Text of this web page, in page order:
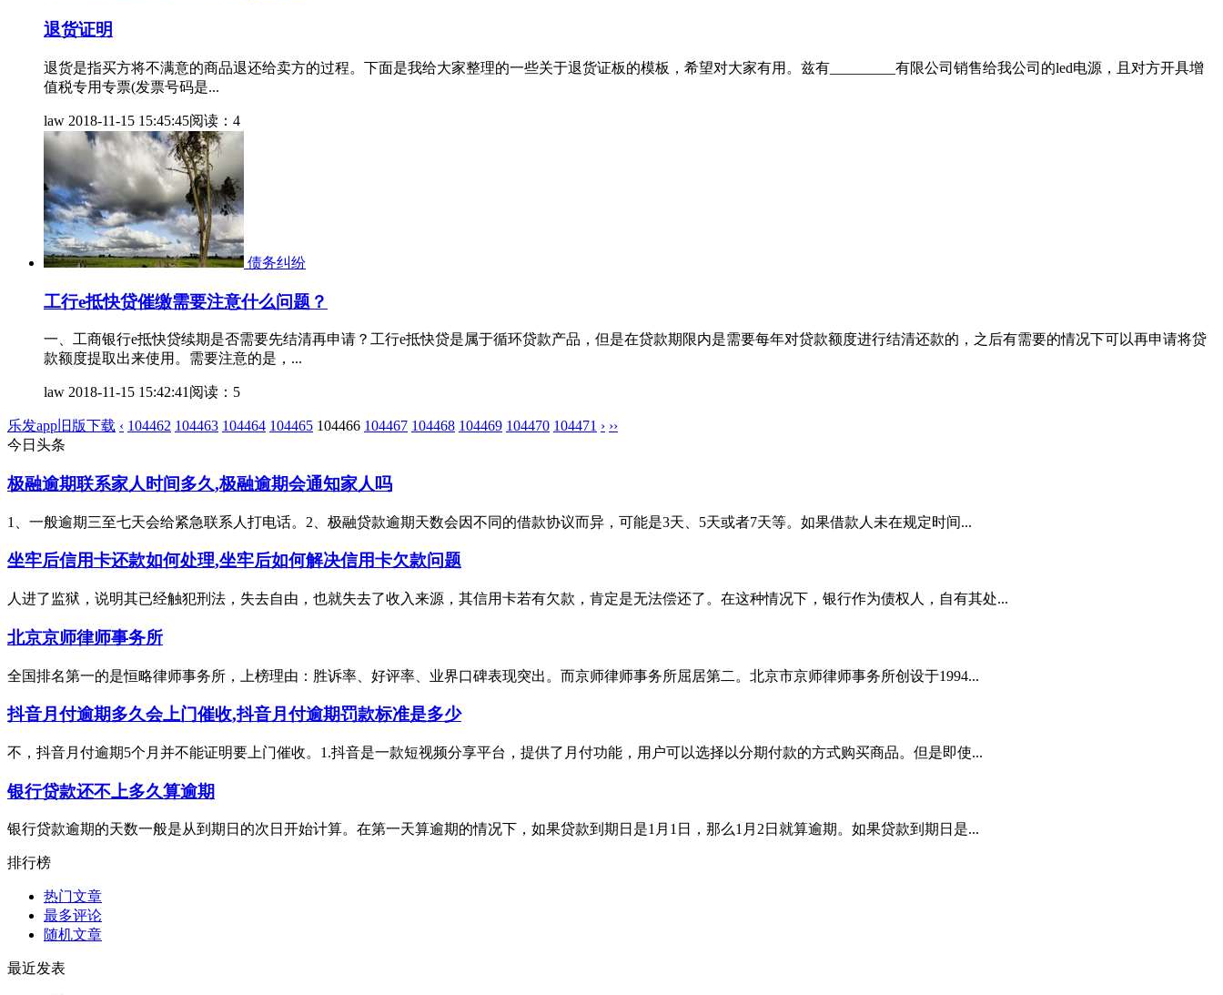
退货证明
退货是指买方将不满意的商品退还给卖方的过程。下面是我给大家整理的一些关于退货证板的模板，希望对大家有用。兹有_________有限公司销售给我公司的led电源，且对方开具增
值税专用专票(发票号码是...
law 2018-11-15 15:45:45阅读：4
债务纠纷
工行e抵快贷催缴需要注意什么问题？
一、工商银行e抵快贷续期是否需要先结清再申请？工行e抵快贷是属于循环贷款产品，但是在贷款期限内是需要每年对贷款额度进行结清还款的，之后有需要的情况下可以再申请将贷
款额度提取出来使用。需要注意的是，...
law 2018-11-15 15:42:41 阅读：5
乐发app旧版下载 ‹ 104462 104463 104464 104465 104466 104467 104468 104469 104470 104471 › ››
今日头条
极融逾期联系家人时间多久,极融逾期会通知家人吗
1、一般逾期三至七天会给紧急联系人打电话。2、极融贷款逾期天数会因不同的借款协议而异，可能是3天、5天或者7天等。如果借款人未在规定时间...
坐牢后信用卡还款如何处理,坐牢后如何解决信用卡欠款问题
人进了监狱，说明其已经触犯刑法，失去自由，也就失去了收入来源，其信用卡若有欠款，肯定是无法偿还了。在这种情况下，银行作为债权人，自有其处...
北京京师律师事务所
全国排名第一的是恒略律师事务所，上榜理由：胜诉率、好评率、业界口碑表现突出。而京师律师事务所屈居第二。北京市京师律师事务所创设于1994...
抖音月付逾期多久会上门催收,抖音月付逾期罚款标准是多少
不，抖音月付逾期5个月并不能证明要上门催收。1.抖音是一款短视频分享平台，提供了月付功能，用户可以选择以分期付款的方式购买商品。但是即使...
银行贷款还不上多久算逾期
银行贷款逾期的天数一般是从到期日的次日开始计算。在第一天算逾期的情况下，如果贷款到期日是1月1日，那么1月2日就算逾期。如果贷款到期日是...
排行榜
热门文章
最多评论
随机文章
最近发表